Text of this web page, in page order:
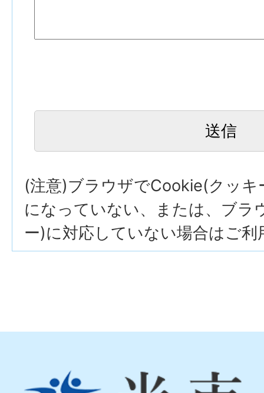
(注意)ブラウザでCookie(クッキ
になっていない、または、ブラ
ー)に対応していない場合はご利